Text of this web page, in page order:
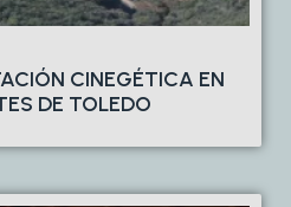
CINEGÉTICA EN
DE TOLEDO